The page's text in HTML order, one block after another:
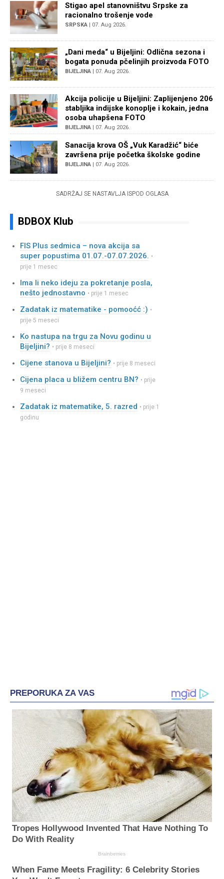
Stigao apel stanovništvu Srpske za
racionalno trošenje vode
SRPSKA | 07. Aug 2026.
„Dani meda“ u Bijeljini: Odlična sezona i
bogata ponuda pčelinjih proizvoda FOTO
BIJELJINA | 07. Aug 2026.
Akcija policije u Bijeljini: Zaplijenjeno 206
stabljika indijske konoplje i kokain, jedna
osoba uhapšena FOTO
BIJELJINA | 07. Aug 2026.
Sanacija krova OŠ „Vuk Karadžić“ biće
završena prije početka školske godine
BIJELJINA | 07. Aug 2026.
SADRŽAJ SE NASTAVLJA ISPOD OGLASA
BDBOX Klub
FIS Plus sedmica – nova akcija sa
super popustima 01.07.-07.07.2026. •
prije 1 mesec
Ima li neko ideju za pokretanje posla,
nešto jednostavno • prije 1 mesec
Zadatak iz matematike - pomooćć :) •
prije 5 meseci
Ko nastupa na trgu za Novu godinu u
Bijeljini? • prije 8 meseci
Cijene stanova u Bijeljini? • prije 8 meseci
Cijena placa u bližem centru BN? • prije
9 meseci
Zadatak iz matematike, 5. razred • prije 1
godinu